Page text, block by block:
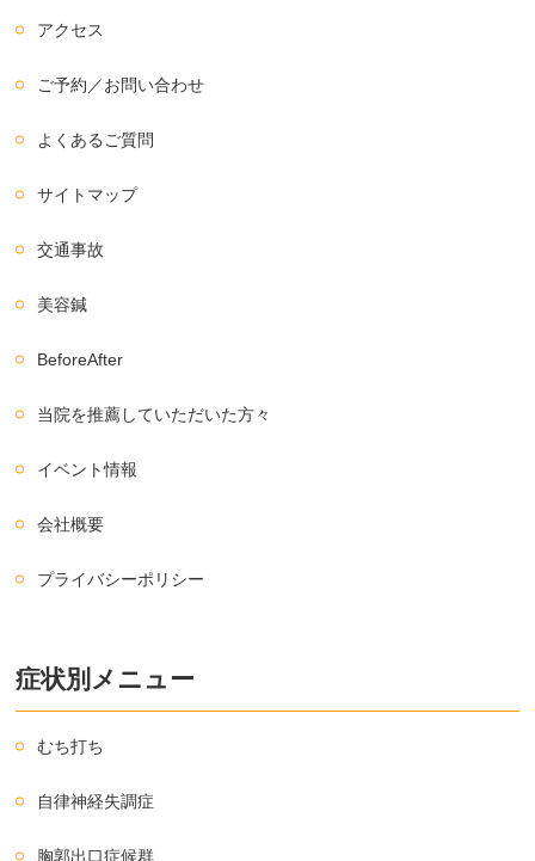
アクセス
ご予約／お問い合わせ
よくあるご質問
サイトマップ
交通事故
美容鍼
BeforeAfter
当院を推薦していただいた方々
イベント情報
会社概要
プライバシーポリシー
症状別メニュー
むち打ち
自律神経失調症
胸郭出口症候群